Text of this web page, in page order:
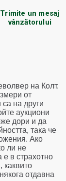
Trimite un mesaj
vânzătorului